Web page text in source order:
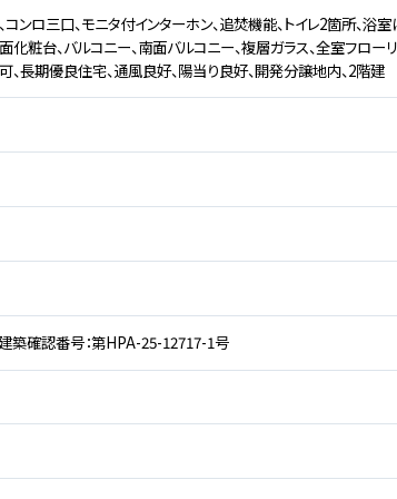
コンロ三口、モニタ付インターホン、追焚機能、トイレ2箇所、
化粧台、バルコニー、南面バルコニー、複層ガラス、全室フロ
、長期優良住宅、通風良好、陽当り良好、開発分譲地内、2階建
築確認番号：第HPA-25-12717-1号